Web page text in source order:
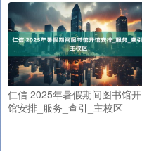
仁信 2025年暑假期间图书馆开
馆安排_服务_查引_主校区